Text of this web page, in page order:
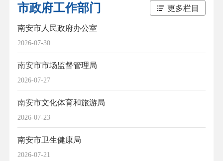
市政府工作部门 更多栏目
2026-07-30
南安市人民政府办公室
2026-07-27
南安市市场监督管理局
2026-07-23
南安市文化体育和旅游局
2026-07-21
南安市卫生健康局